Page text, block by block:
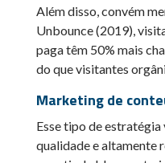
Além disso, convém
Unbounce (2019),
paga têm 50% mais
do que visitantes
Marketing de
Esse tipo de
qualidade e altamente